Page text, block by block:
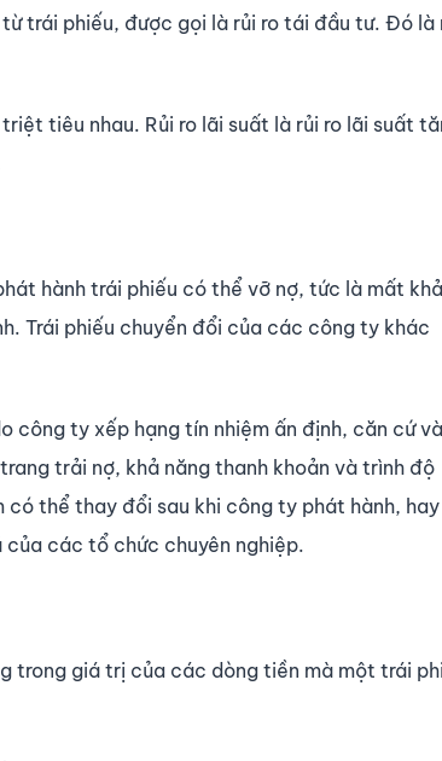
trái phiếu, được gọi là rủi ro tái đầu tư. Đó là
tiêu nhau. Rủi ro lãi suất là rủi ro lãi suất
hành trái phiếu có thể vỡ nợ, tức là mất khả
Trái phiếu chuyển đổi của các công ty khác
công ty xếp hạng tín nhiệm ấn định, căn cứ
trải nợ, khả năng thanh khoản và trình độ
có thể thay đổi sau khi công ty phát hành,
các tổ chức chuyên nghiệp.
trong giá trị của các dòng tiền mà một trái